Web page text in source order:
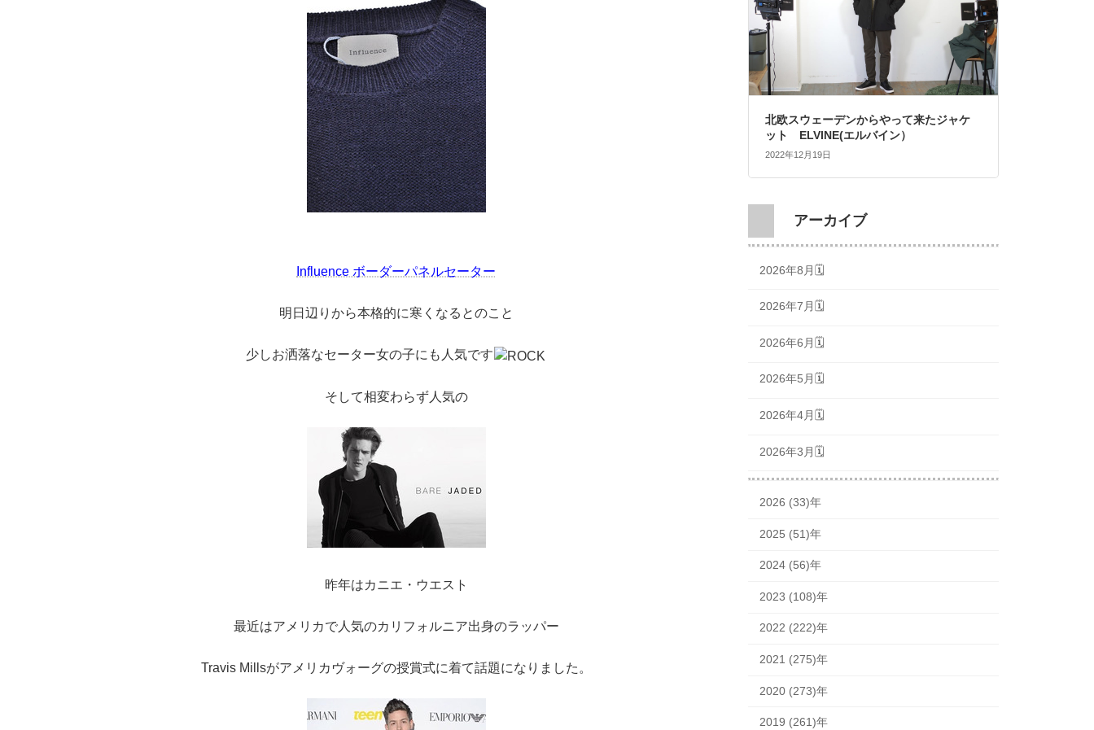
Influence ボーダーパネルセーター
明日辺りから本格的に寒くなるとのこと
少しお洒落なセーター女の子にも人気です
そして相変わらず人気の
昨年はカニエ・ウエスト
最近はアメリカで人気のカリフォルニア出身のラッパー
Travis Millsがアメリカヴォーグの授賞式に着て話題になりました。
北欧スウェーデンからやって来たジャケ
ット ELVINE(エルバイン）
2022年12月19日
アーカイブ
2026年8月🗓
2026年7月🗓
2026年6月🗓
2026年5月🗓
2026年4月🗓
2026年3月🗓
2026 (33)年
2025 (51)年
2024 (56)年
2023 (108)年
2022 (222)年
2021 (275)年
2020 (273)年
2019 (261)年